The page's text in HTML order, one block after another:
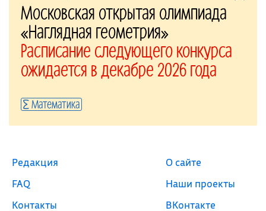
Московская открытая олимпиада
«Наглядная геометрия»
Расписание следующего конкурса
ожидается в декабре 2026 года
Математика
Редакция
FAQ
Контакты
О сайте
Наши проекты
ВКонтакте